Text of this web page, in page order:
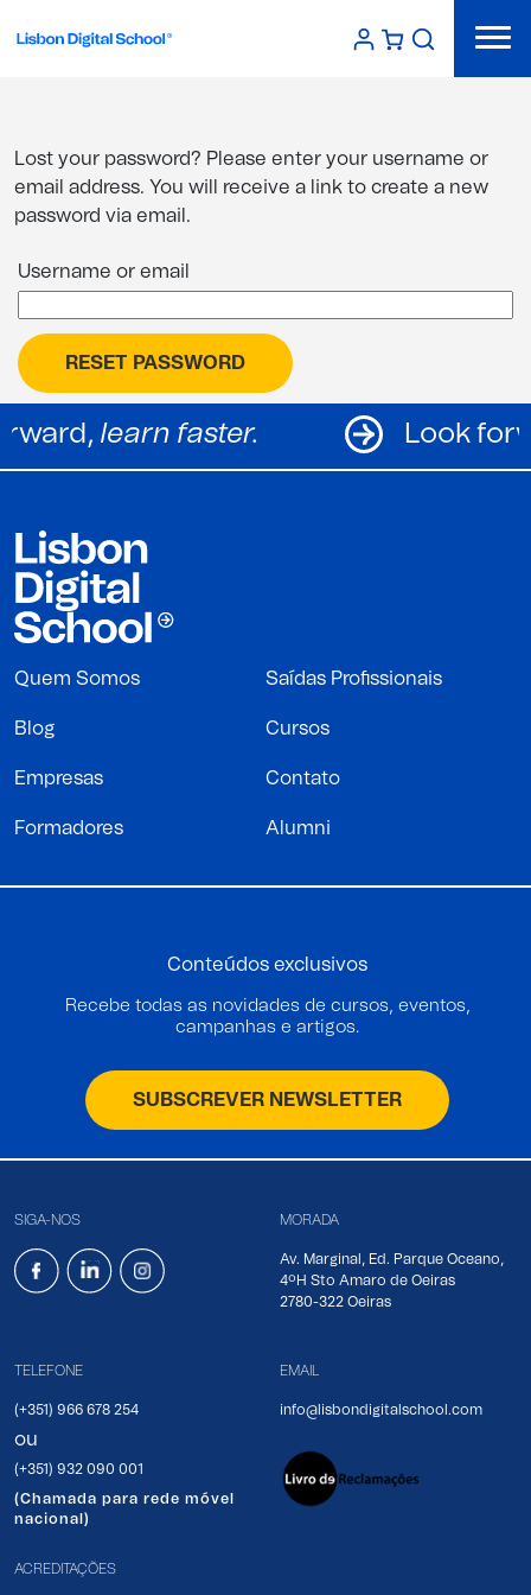
Lost your password? Please enter your username or
email address. You will receive a link to create a new
password via email.
Username or email
RESET PASSWORD
learn faster. Look
Quem Somos Saídas Profissionais
Blog Cursos
Empresas Contato
Formadores Alumni
Conteúdos exclusivos
Recebe todas as novidades de cursos, eventos,
campanhas e artigos.
SUBSCREVER NEWSLETTER
SIGA-NOS MORADA
Av. Marginal, Ed. Parque Oceano,
4ºH Sto Amaro de Oeiras
2780-322 Oeiras
TELEFONE
(+351) 966 678 254
ou
(+351) 932 090 001
(Chamada para rede móvel
nacional)
EMAIL
info@lisbondigitalschool.com
ACREDITAÇÕES